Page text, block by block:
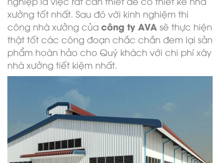
xưởng tốt nhất. Sau đó với kinh nghiệm thi
công nhà xưởng của công ty AVA sẽ thực hiện
thật tốt các công đoạn chắc chắn đem lại sản
phẩm hoàn hảo cho Quý khách với chi phí xây
nhà xưởng tiết kiệm nhất.